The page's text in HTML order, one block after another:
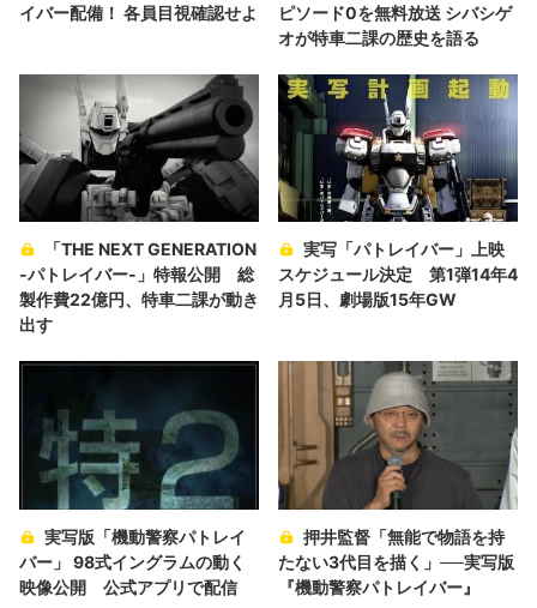
イバー配備！ 各員目視確認せよ
ピソード0を無料放送 シバシゲ
オが特車二課の歴史を語る
「THE NEXT GENERATION
-パトレイバー-」特報公開 総
製作費22億円、特車二課が動き
出す
実写「パトレイバー」上映
スケジュール決定 第1弾14年4
月5日、劇場版15年GW
実写版「機動警察パトレイ
バー」 98式イングラムの動く
映像公開 公式アプリで配信
押井監督「無能で物語を持
たない3代目を描く」──実写版
『機動警察パトレイバー』